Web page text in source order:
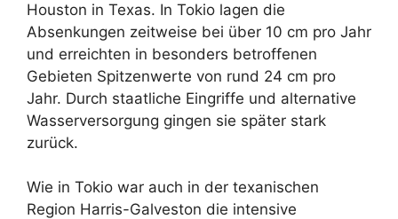
Houston in Texas. In Tokio lagen die
Absenkungen zeitweise bei über 10 cm pro Jahr
und erreichten in besonders betroffenen
Gebieten Spitzenwerte von rund 24 cm pro
Jahr. Durch staatliche Eingriffe und alternative
Wasserversorgung gingen sie später stark
zurück.
Wie in Tokio war auch in der texanischen
Region Harris-Galveston die intensive